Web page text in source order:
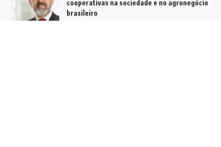
cooperativas na sociedade e no agronegócio
brasileiro